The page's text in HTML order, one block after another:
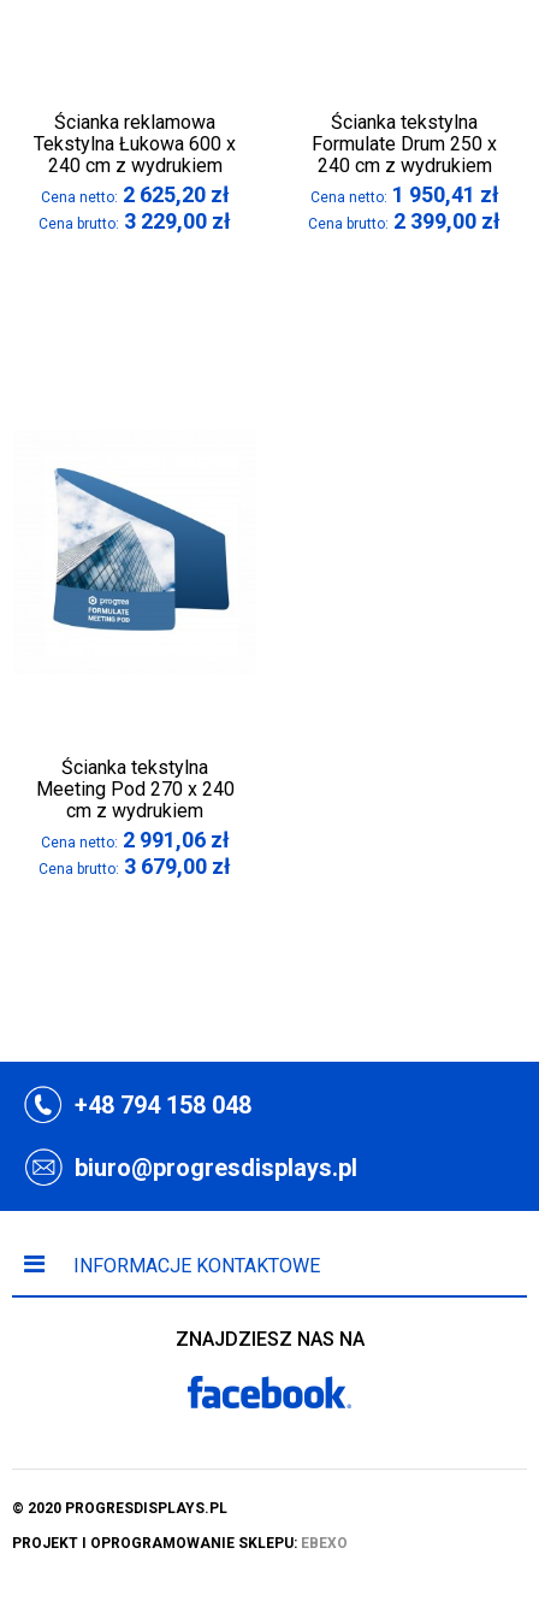
Ścianka reklamowa
Tekstylna Łukowa 600 x
240 cm z wydrukiem
Cena netto: 2 625,20 zł
Cena brutto: 3 229,00 zł
Ścianka tekstylna
Formulate Drum 250 x
240 cm z wydrukiem
Cena netto: 1 950,41 zł
Cena brutto: 2 399,00 zł
Ścianka tekstylna
Meeting Pod 270 x 240
cm z wydrukiem
Cena netto: 2 991,06 zł
Cena brutto: 3 679,00 zł
+48 794 158 048
biuro@progresdisplays.pl
INFORMACJE KONTAKTOWE
ZNAJDZIESZ NAS NA
© 2020 PROGRESDISPLAYS.PL
PROJEKT I OPROGRAMOWANIE SKLEPU: EBEXO